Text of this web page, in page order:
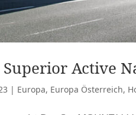
Superior Active
| Europa, Europa Österreich,